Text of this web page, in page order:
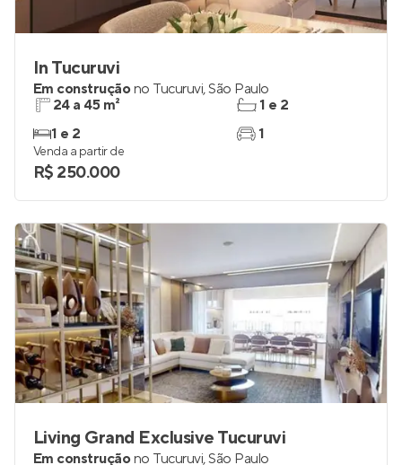
In Tucuruvi
Em construçãono Tucuruvi,São Paulo
24 a 45 m²
1 e 2
1 e 2
1
Venda a partir de
R$ 250.000
Living Grand Exclusive Tucuruvi
Em construçãono Tucuruvi,São Paulo